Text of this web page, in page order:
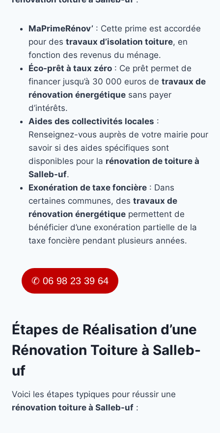
MaPrimeRénov’ : Cette prime est accordée
pour des travaux d’isolation toiture, en
fonction des revenus du ménage.
Éco-prêt à taux zéro : Ce prêt permet de
financer jusqu’à 30 000 euros de travaux de
rénovation énergétique sans payer
d’intérêts.
Aides des collectivités locales :
Renseignez-vous auprès de votre mairie pour
savoir si des aides spécifiques sont
disponibles pour la rénovation de toiture à
Salleb-uf.
Exonération de taxe foncière : Dans
certaines communes, des travaux de
rénovation énergétique permettent de
bénéficier d’une exonération partielle de la
taxe foncière pendant plusieurs années.
✆ 06 98 23 39 64
Étapes de Réalisation d’une
Rénovation Toiture à Salleb-
uf
Voici les étapes typiques pour réussir une
rénovation toiture à Salleb-uf :